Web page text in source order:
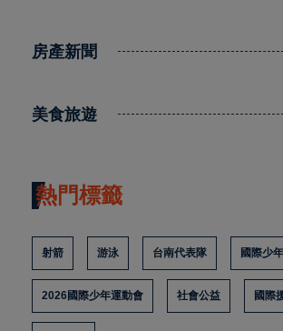
房產新聞
美食旅遊
熱門標籤
射箭 游泳 台南代表隊 國際少
2026國際少年運動會 社會公益 國際